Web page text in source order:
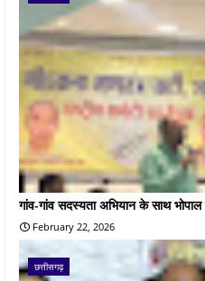
गांव-गांव सदस्यता अभियान के साथ भोपाल
February 22, 2026
छत्तीसगढ़